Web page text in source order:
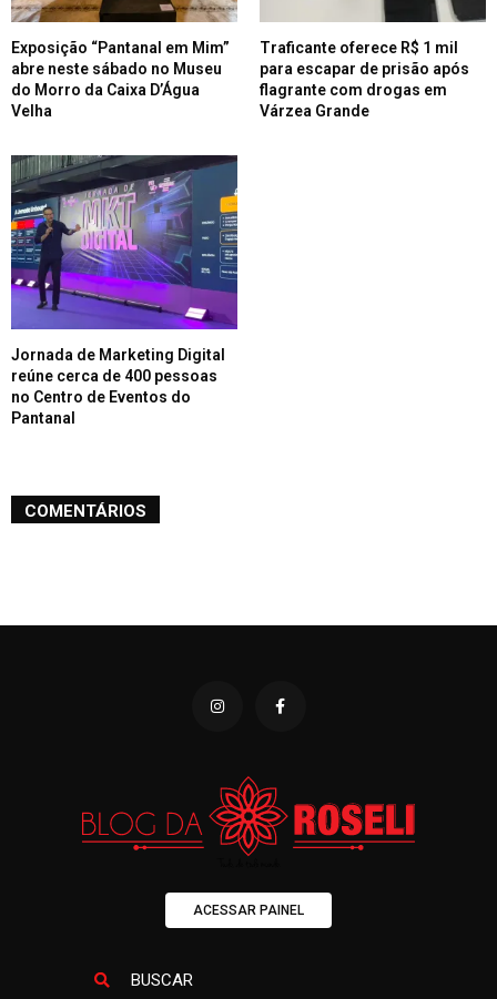
Exposição “Pantanal em Mim”
abre neste sábado no Museu
do Morro da Caixa D’Água
Velha
Traficante oferece R$ 1 mil
para escapar de prisão após
flagrante com drogas em
Várzea Grande
Jornada de Marketing Digital
reúne cerca de 400 pessoas
no Centro de Eventos do
Pantanal
COMENTÁRIOS
ACESSAR PAINEL
BUSCAR